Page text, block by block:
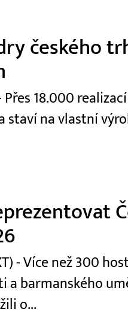
českého
Přes 18.000
staví na vlastní
- Více než 300
barmanského
o...